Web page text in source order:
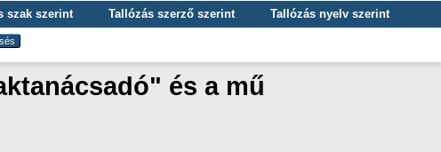
szak szerint Tallózás szerző szerint
Tallózás nyelv szerint
és a mű